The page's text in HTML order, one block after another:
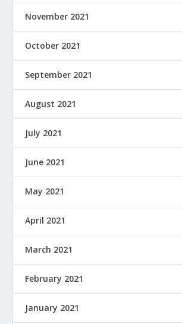
November 2021
October 2021
September 2021
August 2021
July 2021
June 2021
May 2021
April 2021
March 2021
February 2021
January 2021